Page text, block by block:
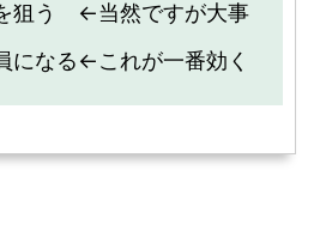
狙う ←当然ですが大事
になる←これが一番効く